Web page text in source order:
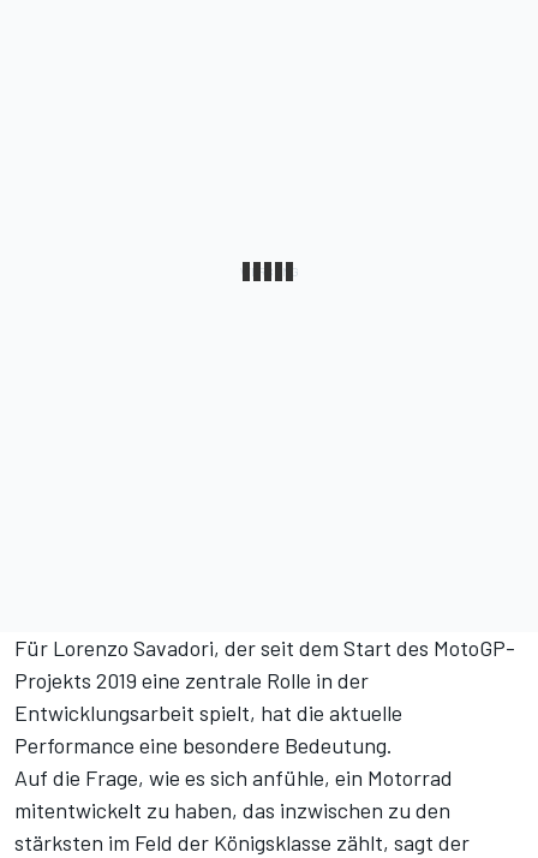
Für Lorenzo Savadori, der seit dem Start des MotoGP-
Projekts 2019 eine zentrale Rolle in der
Entwicklungsarbeit spielt, hat die aktuelle
Performance eine besondere Bedeutung.
Auf die Frage, wie es sich anfühle, ein Motorrad
mitentwickelt zu haben, das inzwischen zu den
stärksten im Feld der Königsklasse zählt, sagt der